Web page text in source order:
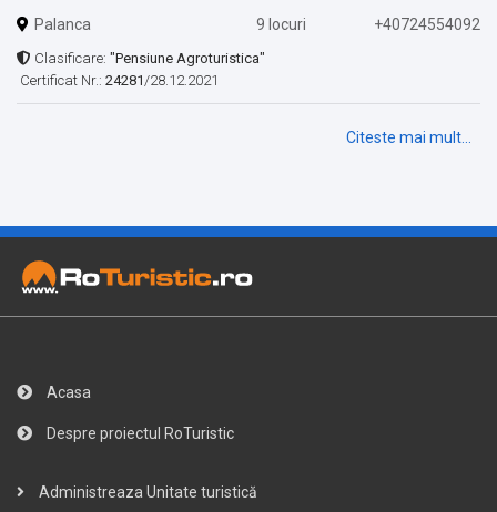
Palanca 9 locuri +40724554092
Clasificare: "Pensiune Agroturistica"
Certificat Nr.: 24281/28.12.2021
Citeste mai mult...
Acasa
Despre proiectul RoTuristic
Administreaza Unitate turistică